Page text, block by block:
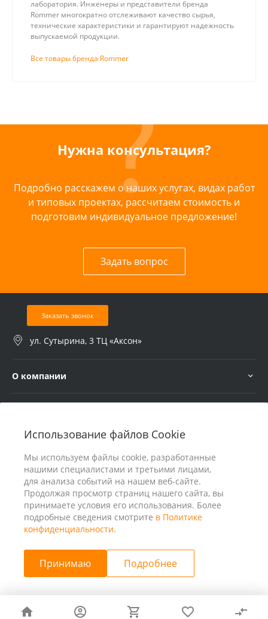
Использование файлов Cookie
Мы используем файлы cookie, разработанные
нашими специалистами и третьими лицами,
для анализа событий на нашем веб-сайте.
Продолжая просмотр страниц нашего сайта, вы
принимаете условия его использования. Более
подробные сведения смотрите в Политике
конфиденциальности.
Принимаю Подробнее
лаборатория. Инженеры и представители бренда
Rommer многократно отслеживают качество сырья,
технические характеристики и гарантируют надежность
выпускаемой продукции.
Все товары бренда Rommer
Нужна консультация?
Подробно расскажем о наших услугах, видах работ
и типовых проектах, рассчитаем стоимость и
подготовим индивидуальное предложение!
Задать вопрос
Заказать звонок
ул. Сутырина, 3 ТЦ «Аксон»
О компании
© 2026 ООО «25 Киловатт» ИНН 4401188290, Все права
защищены